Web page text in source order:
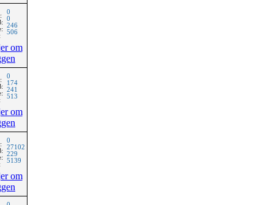
0
0
246
506
om
0
174
241
513
om
0
27102
229
5139
om